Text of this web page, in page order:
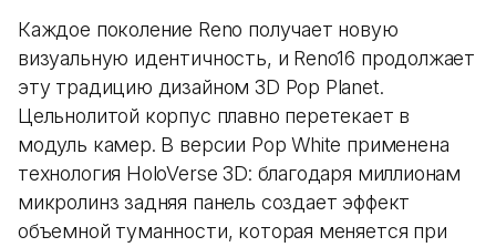
Каждое поколение Reno получает новую
визуальную идентичность, и Reno16 продолжает
эту традицию дизайном 3D Pop Planet.
Цельнолитой корпус плавно перетекает в
модуль камер. В версии Pop White применена
технология HoloVerse 3D: благодаря миллионам
микролинз задняя панель создает эффект
объемной туманности, которая меняется при